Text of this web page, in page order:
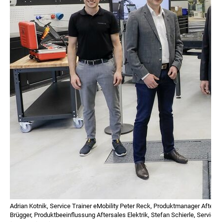
Adrian Kotnik, Service Trainer eMobility Peter Reck, Produktmanager
Brügger, Produktbeeinflussung Aftersales Elektrik, Stefan Schierle, Service